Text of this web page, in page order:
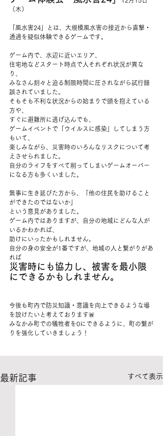
（木）
「風水害24」とは、大規模風水害の接近から直撃・
通過を疑似体験できるゲームです。
ゲーム内で、水辺に近いエリア、
住宅地などスタート時点で人それぞれ状況が異な
り、
みなさん刻々と迫る制限時間に圧されながら試行錯
誤されていました。
そもそも不利な状況からの始まりで頭を抱えている
方や、
すぐに避難所に逃げ込んでも、
ゲームイベントで「ウイルスに感染」してしまう方
もいて、
楽しみながら、災害時のいろんなリスクについて考
えさせられました。
自分のライフをすべて削ってしまいゲームオーバー
になる方も多くいました。
無事に生き延びた方から、「他の住民を助けること
ができたのではないか」
という意見がありました。
ゲーム内ではありますが、自分の地域にどんな人が
いるかわかれば、
助けにいったかもしれません。
自分の身の安全が1番ですが、地域の人と繋がりがあ
れば
災害時にも協力し、被害を最小限
にできるかもしれません。
今後も町内で防災知識・意識を向上できるような場
を設けたいと考えております🚨
みなかみ町での犠牲者を0にできるように、町の繋が
りを強化していきましょう！
最新記事 すべて表示